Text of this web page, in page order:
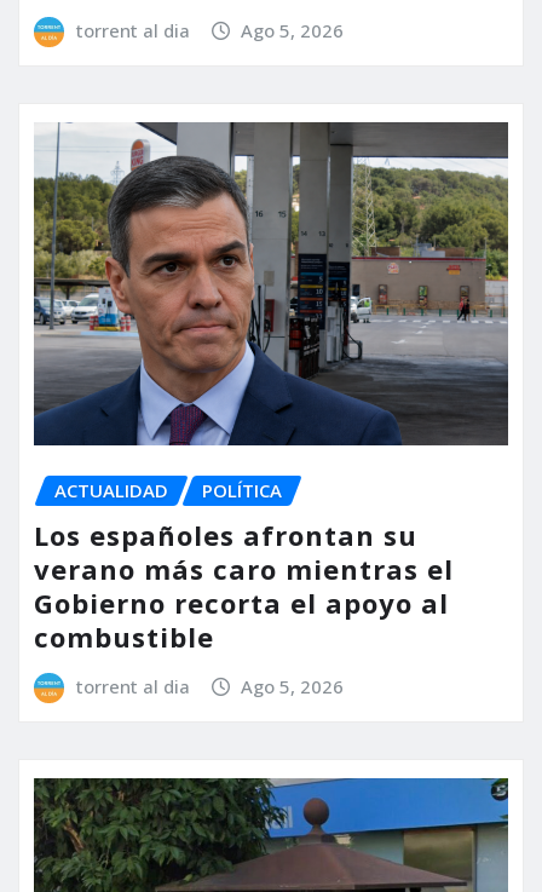
torrent al dia Ago 5, 2026
ACTUALIDAD POLÍTICA
Los españoles afrontan su
verano más caro mientras el
Gobierno recorta el apoyo al
combustible
torrent al dia Ago 5, 2026